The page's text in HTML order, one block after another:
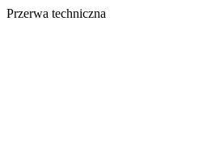
Przerwa techniczna